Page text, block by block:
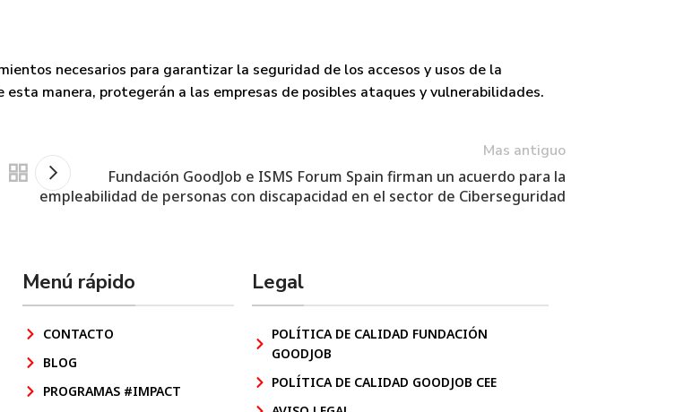
necesarios para garantizar la seguridad de los accesos y usos de la
manera, protegerán a las empresas de posibles ataques yvulnerabilidades.
Mas antiguo
Fundación GoodJob e ISMS Forum Spain firman un acuerdo para la
empleabilidad de personas con discapacidad en el sector de Ciberseguridad
Menú rápido
CONTACTO
BLOG
PROGRAMAS #IMPACT
Legal
POLÍTICA DE CALIDAD FUNDACIÓN
GOODJOB
POLÍTICA DE CALIDAD GOODJOB CEE